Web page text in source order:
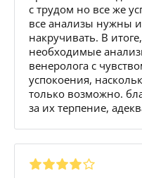
с трудом но все же
все анализы нужны
накручивать. В
необходимые
венеролога с
успокоения,
только возможно.
за их терпение,